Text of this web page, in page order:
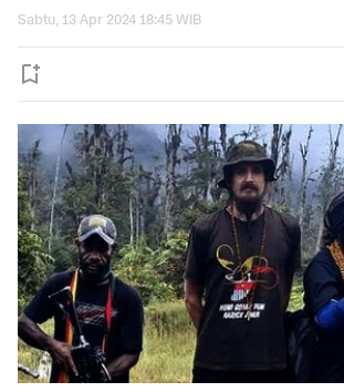
Sabtu, 13 Apr 2024 18:45 WIB